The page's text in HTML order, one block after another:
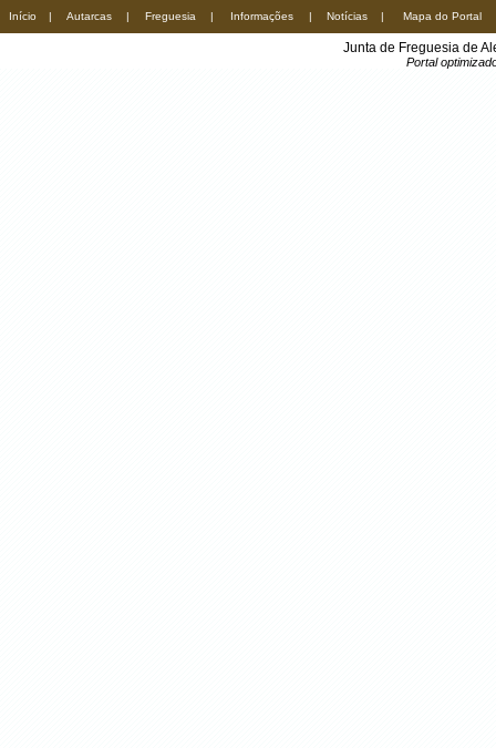
Início | Autarcas | Freguesia | Informações | Notícias | Mapa do Portal
Junta de Freguesia de
Portal